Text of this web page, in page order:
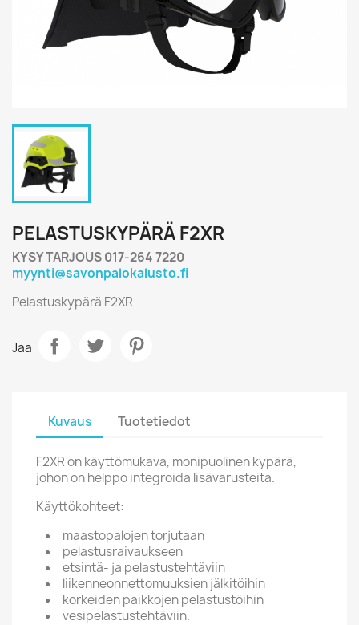
PELASTUSKYPÄRÄ F2XR
KYSY TARJOUS 017-264 7220
myynti@savonpalokalusto.fi
Pelastuskypärä F2XR
Jaa
Kuvaus Tuotetiedot
F2XR on käyttömukava, monipuolinen kypärä,
johon on helppo integroida lisävarusteita.
Käyttökohteet:
maastopalojen torjutaan
pelastusraivaukseen
etsintä- ja pelastustehtäviin
liikenneonnettomuuksien jälkitöihin
korkeiden paikkojen pelastustöihin
vesipelastustehtäviin.